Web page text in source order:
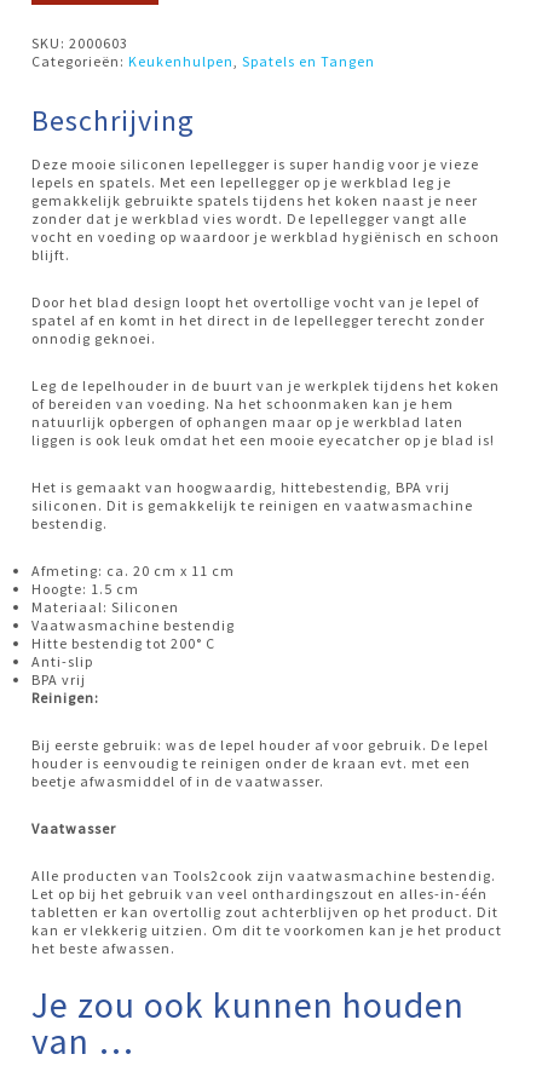
SKU:2000603
Categorieën:Keukenhulpen ,Spatels en Tangen
Beschrijving
Deze mooie siliconen lepellegger is super handig voor je vieze
lepels en spatels. Met een lepellegger op je werkblad leg je
gemakkelijk gebruikte spatels tijdens het koken naast je neer
zonder dat je werkblad vies wordt. De lepellegger vangt alle
vocht en voeding op waardoor je werkblad hygiënisch en schoon
blijft.
Door het blad design loopt het overtollige vocht van je lepel of
spatel af en komt in het direct in de lepellegger terecht zonder
onnodig geknoei.
Leg de lepelhouder in de buurt van je werkplek tijdens het koken
of bereiden van voeding. Na het schoonmaken kan je hem
natuurlijk opbergen of ophangen maar op je werkblad laten
liggen is ook leuk omdat het een mooie eyecatcher op je blad is!
Het is gemaakt van hoogwaardig, hittebestendig, BPA vrij
siliconen. Dit is gemakkelijk te reinigen en vaatwasmachine
bestendig.
Afmeting: ca. 20 cm x 11 cm
Hoogte: 1.5 cm
Materiaal: Siliconen
Vaatwasmachine bestendig
Hitte bestendig tot 200° C
Anti-slip
BPA vrij
Reinigen:
Bij eerste gebruik: was de lepel houder af voor gebruik. De lepel
houder is eenvoudig te reinigen onder de kraan evt. met een
beetje afwasmiddel of in de vaatwasser.
Vaatwasser
Alle producten van Tools2cook zijn vaatwasmachine bestendig.
Let op bij het gebruik van veel onthardingszout en alles-in-één
tabletten er kan overtollig zout achterblijven op het product. Dit
kan er vlekkerig uitzien. Om dit te voorkomen kan je het product
het beste afwassen.
Je zou ook kunnen houden
van …